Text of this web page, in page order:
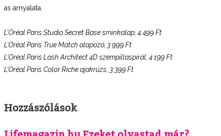
as árnyalata.
L’Oréal Paris Studio Secret Base sminkalap, 4 499 Ft
L’Oréal Paris True Match alapozó, 3 999 Ft
L’Oréal Paris Lash Architect 4D szempillaspirál, 4 199 Ft
L’Oréal Paris Color Riche ajakrúzs, 3 399 Ft
Hozzászólások